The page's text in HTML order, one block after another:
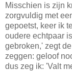
Misschien is zijn
zorgvuldig met
gepoetst, keer ik
oudere echtpaar
gebroken,' zegt
zeggen: geloof
dus zeg ik: 'Valt